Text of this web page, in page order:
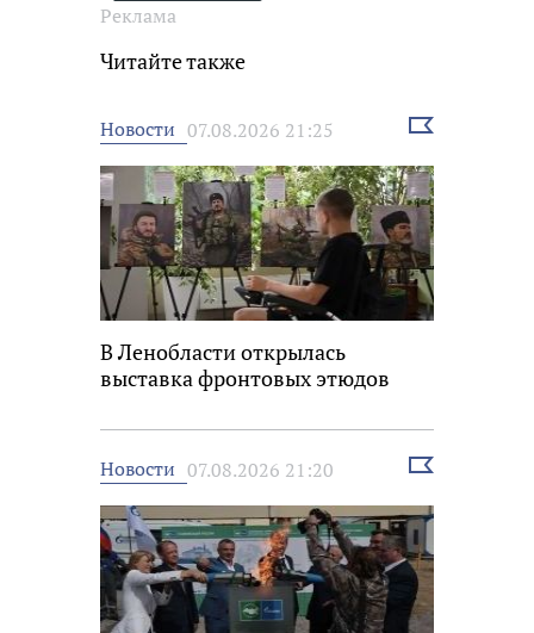
Реклама
Читайте также
Новости 07.08.2026 21:25
Выбрать
В Ленобласти открылась
выставка фронтовых этюдов
Новости 07.08.2026 21:20
Выбрать